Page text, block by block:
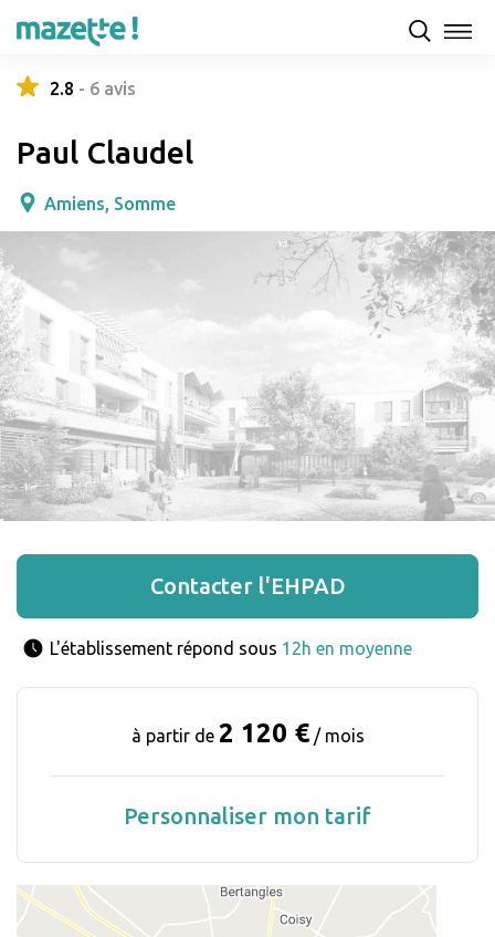
2.8 - 6 avis
Paul Claudel
Amiens, Somme
Contacter l'EHPAD
L'établissement répond sous 12h en moyenne
à partir de 2 120 €/ mois
Personnaliser mon tarif